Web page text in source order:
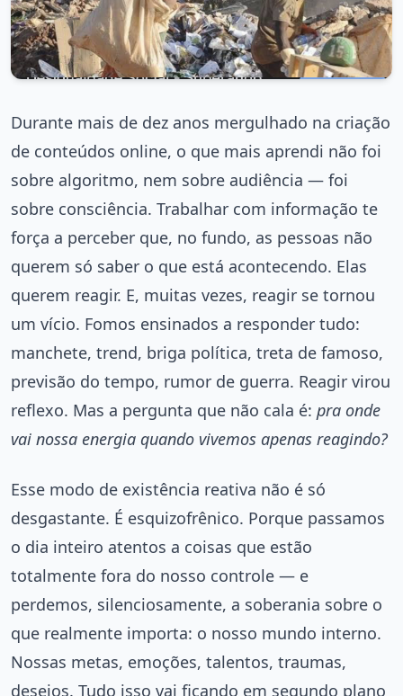
Durante mais de dez anos mergulhado na criação
de conteúdos online, o que mais aprendi não foi
sobre algoritmo, nem sobre audiência — foi
sobre consciência. Trabalhar com informação te
força a perceber que, no fundo, as pessoas não
querem só saber o que está acontecendo. Elas
querem reagir. E, muitas vezes, reagir se tornou
um vício. Fomos ensinados a responder tudo:
manchete, trend, briga política, treta de famoso,
previsão do tempo, rumor de guerra. Reagir virou
reflexo. Mas a pergunta que não cala é: pra onde
vai nossa energia quando vivemos apenas reagindo?
Esse modo de existência reativa não é só
desgastante. É esquizofrênico. Porque passamos
o dia inteiro atentos a coisas que estão
totalmente fora do nosso controle — e
perdemos, silenciosamente, a soberania sobre o
que realmente importa: o nosso mundo interno.
Nossas metas, emoções, talentos, traumas,
desejos. Tudo isso vai ficando em segundo plano